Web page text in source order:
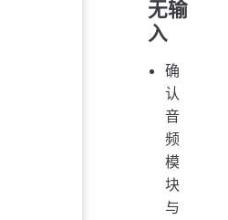
无输
入
确
认
音
频
模
块
与